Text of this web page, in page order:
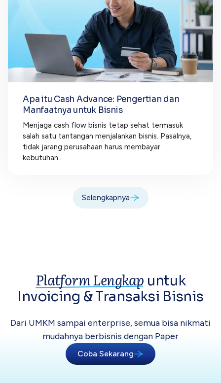
Apa itu Cash Advance: Pengertian dan
Manfaatnya untuk Bisnis
Menjaga cash flow bisnis tetap sehat termasuk
salah satu tantangan menjalankan bisnis. Pasalnya,
tidak jarang perusahaan harus membayar
kebutuhan...
Selengkapnya
Platform Lengkap untuk
Invoicing &Transaksi Bisnis
Dari UMKM sampai enterprise, semua bisa nikmati
mudahnya berbisnis dengan Paper
Coba Sekarang